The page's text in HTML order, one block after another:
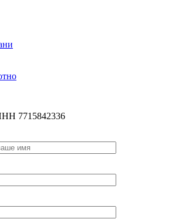
7715842336